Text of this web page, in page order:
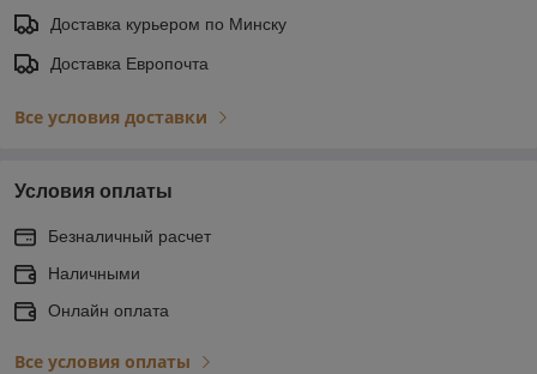
Доставка курьером по Минску
Доставка Европочта
Все условия доставки
Условия оплаты
Безналичный расчет
Наличными
Онлайн оплата
Все условия оплаты